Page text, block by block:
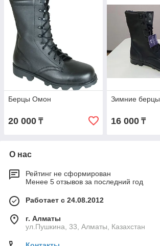
Берцы Омон
20 000 ₸
Зимние берцы
16 000₸
О нас
Рейтинг не сформирован
Менее 5 отзывов за последний год
Работает с 24.08.2012
г. Алматы
ул.Пушкина, 33, Алматы, Казахстан